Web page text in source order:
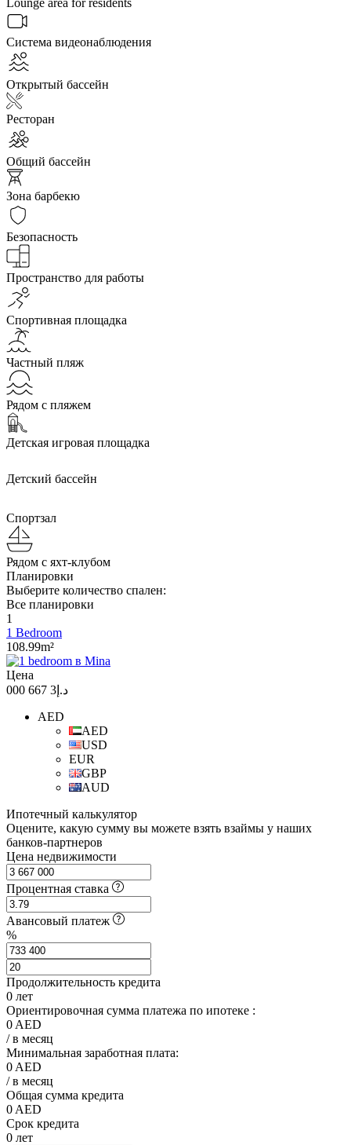
Система видеонаблюдения
Открытый бассейн
Ресторан
Общий бассейн
Зона барбекю
Безопасность
Пространство для работы
Спортивная площадка
Частный пляж
Рядом с пляжем
Детская игровая площадка
Детский бассейн
Спортзал
Рядом с яхт-клубом
Планировки
Выберите количество спален:
Все планировки
1
1 Bedroom
108.99m²
Цена
د.إ3 667 000
AED
AED
USD
EUR
GBP
AUD
Ипотечный калькулятор
Оцените, какую сумму вы можете взять взаймы у наших
банков-партнеров
Цена недвижимости
Процентная ставка
Авансовый платеж
%
Продолжительность кредита
0 лет
Ориентировочная сумма платежа по ипотеке :
0 AED
/ в месяц
Минимальная заработная плата:
0 AED
/ в месяц
Общая сумма кредита
0 AED
Срок кредита
0 лет